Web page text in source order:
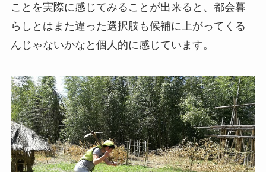
ことを実際に感じてみることが出来ると、都会暮
らしとはまた違った選択肢も候補に上がってくる
んじゃないかなと個人的に感じています。